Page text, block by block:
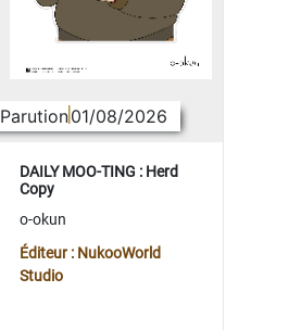
Parution01/08/2026
DAILY MOO-TING : Herd
Copy
o-okun
Éditeur : NukooWorld
Studio